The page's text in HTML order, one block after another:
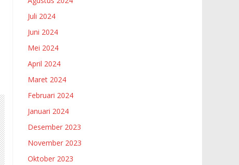
Juli 2024
Juni 2024
Mei 2024
April 2024
Maret 2024
Februari 2024
Januari 2024
Desember 2023
November 2023
Oktober 2023